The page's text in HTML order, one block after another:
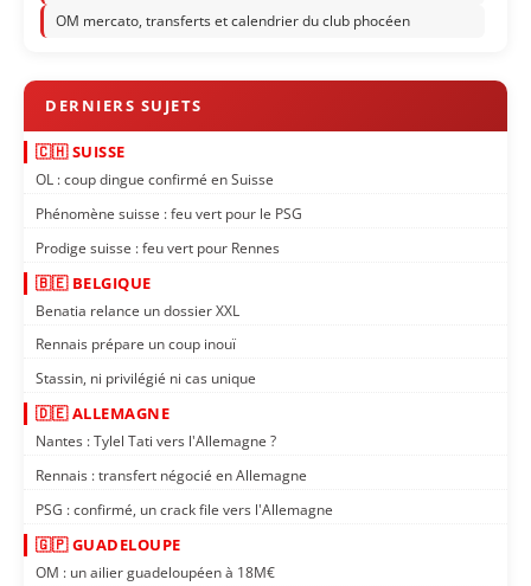
OM mercato, transferts et calendrier du club phocéen
🇨🇭 SUISSE
OL : coup dingue confirmé en Suisse
Phénomène suisse : feu vert pour le PSG
Prodige suisse : feu vert pour Rennes
🇧🇪 BELGIQUE
Benatia relance un dossier XXL
Rennais prépare un coup inouï
Stassin, ni privilégié ni cas unique
🇩🇪 ALLEMAGNE
Nantes : Tylel Tati vers l'Allemagne ?
Rennais : transfert négocié en Allemagne
PSG : confirmé, un crack file vers l'Allemagne
🇬🇵 GUADELOUPE
OM : un ailier guadeloupéen à 18M€